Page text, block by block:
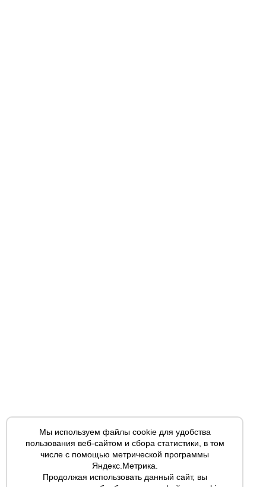
Мы используем файлы cookie для удобства
пользования веб-сайтом и сбора статистики, в том
числе с помощью метрической программы
Яндекс.Метрика.
Продолжая использовать данный сайт, вы